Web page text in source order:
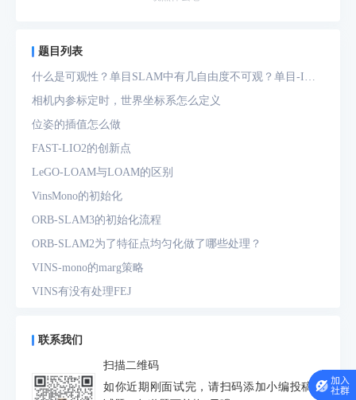
题目列表
什么是可观性？单目SLAM中有几自由度不可观？单目-IMU
系统中有几自由度不可观？
相机内参标定时，世界坐标系怎么定义
位姿的插值怎么做
FAST-LIO2的创新点
LeGO-LOAM与LOAM的区别
VinsMono的初始化
ORB-SLAM3的初始化流程
ORB-SLAM2为了特征点均匀化做了哪些处理？
VINS-mono的marg策略
VINS有没有处理FEJ
预积分中的bias如何处理
为什么要进行预积分
IMU测量方程是什么？噪声模型是什么？
联系我们
扫描二维码
如你近期刚面试完，请扫码添加小编投稿面